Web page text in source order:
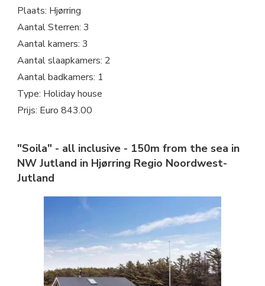
Plaats: Hjørring
Aantal Sterren: 3
Aantal kamers: 3
Aantal slaapkamers: 2
Aantal badkamers: 1
Type: Holiday house
Prijs: Euro 843.00
"Soila" - all inclusive - 150m from the sea in
NW Jutland in Hjørring Regio Noordwest-
Jutland